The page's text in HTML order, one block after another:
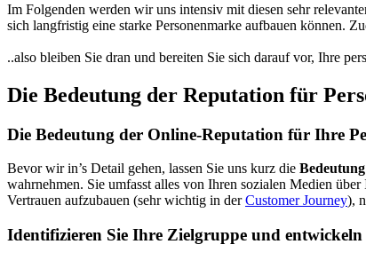
Im Folgenden werden wir uns intensiv mit diesen sehr
sich langfristig eine starke Personenmarke aufbauen können.
..also bleiben Sie dran und bereiten Sie sich darauf vor, Ihre
Die Bedeutung der Reputation für
Die Bedeutung der Online-Reputation für Ihre
Bevor wir in’s Detail gehen, lassen Sie uns kurz die
wahrnehmen. Sie umfasst alles von Ihren sozialen Medien
Vertrauen aufzubauen (sehr wichtig in derCustomer Journey),
Identifizieren Sie Ihre Zielgruppe und